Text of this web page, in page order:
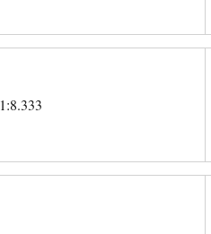
1:8.333